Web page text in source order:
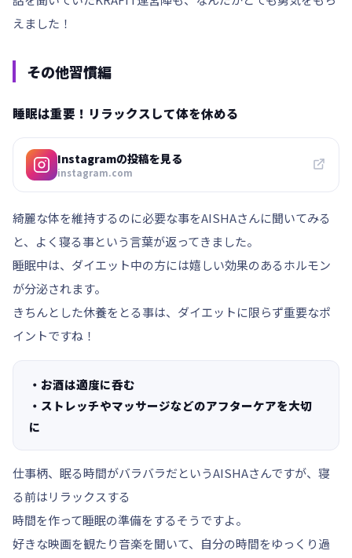
えました！
その他習慣編
睡眠は重要！リラックスして体を休める
Instagramの投稿を見る
instagram.com
綺麗な体を維持するのに必要な事をAISHAさんに聞いてみる
と、よく寝る事という言葉が返ってきました。
睡眠中は、ダイエット中の方には嬉しい効果のあるホルモン
が分泌されます。
きちんとした休養をとる事は、ダイエットに限らず重要なポ
イントですね！
・お酒は適度に呑む
・ストレッチやマッサージなどのアフターケアを大切
に
仕事柄、眠る時間がバラバラだというAISHAさんですが、寝
る前はリラックスする
時間を作って睡眠の準備をするそうですよ。
好きな映画を観たり音楽を聞いて、自分の時間をゆっくり過